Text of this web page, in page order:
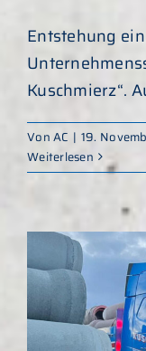
Entstehung
Kuschmierz“.
VonAC | 19.
Weiterlesen